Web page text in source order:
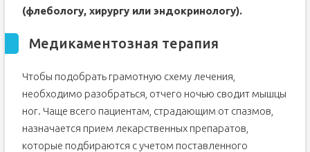
(флебологу, хирургу или эндокринологу).
Медикаментозная терапия
Чтобы подобрать грамотную схему лечения,
необходимо разобраться, отчего ночью сводит мышцы
ног. Чаще всего пациентам, страдающим от спазмов,
назначается прием лекарственных препаратов,
которые подбираются с учетом поставленного